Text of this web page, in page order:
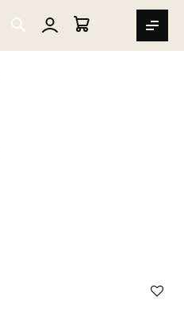
SEARCH
MIN VARUKORG